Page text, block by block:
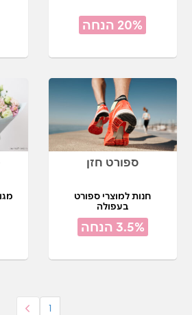
20% הנחה
ספורט חזן
חנות למוצרי ספורט
בעפולה
3.5% הנחה
1